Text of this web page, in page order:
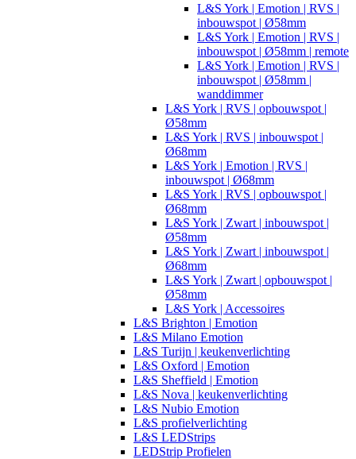
L&S York | Emotion | RVS |
inbouwspot | Ø58mm
L&S York | Emotion | RVS |
inbouwspot | Ø58mm | remote
L&S York | Emotion | RVS |
inbouwspot | Ø58mm |
wanddimmer
L&S York | RVS | opbouwspot |
Ø58mm
L&S York | RVS | inbouwspot |
Ø68mm
L&S York | Emotion | RVS |
inbouwspot | Ø68mm
L&S York | RVS | opbouwspot |
Ø68mm
L&S York | Zwart | inbouwspot |
Ø58mm
L&S York | Zwart | inbouwspot |
Ø68mm
L&S York | Zwart | opbouwspot |
Ø58mm
L&S York | Accessoires
L&S Brighton | Emotion
L&S Milano Emotion
L&S Turijn | keukenverlichting
L&S Oxford | Emotion
L&S Sheffield | Emotion
L&S Nova | keukenverlichting
L&S Nubio Emotion
L&S profielverlichting
L&S LEDStrips
LEDStrip Profielen